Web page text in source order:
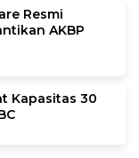
Resmi
AKBP
Kapasitas 30